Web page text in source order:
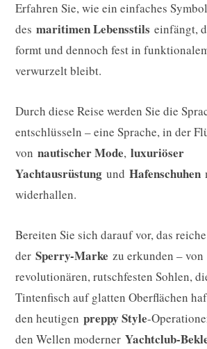
Erfahren Sie, wie ein einfaches
des maritimen Lebensstils einfängt,
formt und dennoch fest in
verwurzelt bleibt.
Durch diese Reise werden Sie die
entschlüsseln – eine Sprache, in der
von nautischer Mode, luxuriöser
Yachtausrüstung und Hafenschuhen
widerhallen.
Bereiten Sie sich darauf vor, das
der Sperry-Marke zu erkunden – von
revolutionären, rutschfesten Sohlen,
Tintenfisch auf glatten Oberflächen
den heutigen preppy Style-
den Wellen moderner Yachtclub-